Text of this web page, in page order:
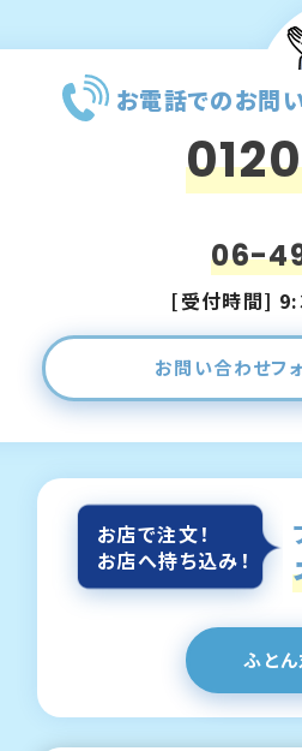
お電話でのお問
06-
[受付時間]
お問い合わせフ
お店で注文！
お店へ持ち込み！
ふと